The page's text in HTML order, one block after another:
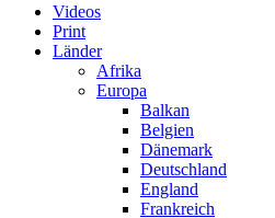
Videos
Print
Länder
Afrika
Europa
Balkan
Belgien
Dänemark
Deutschland
England
Frankreich